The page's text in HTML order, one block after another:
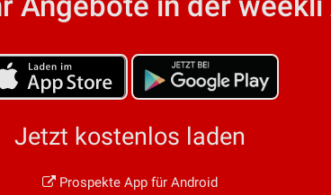
Jetzt kostenlos laden
Prospekte App für Android
verschiedenen